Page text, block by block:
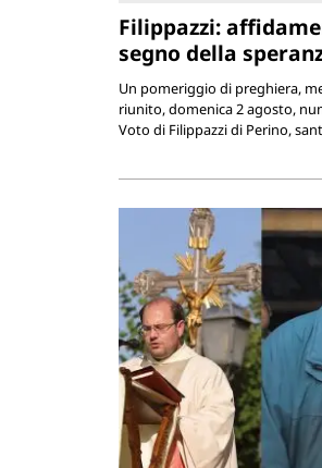
Filippazzi:
segno della
Un pomeriggio di preghiera,
riunito, domenica 2 agosto,
Voto di Filippazzi di Perino,